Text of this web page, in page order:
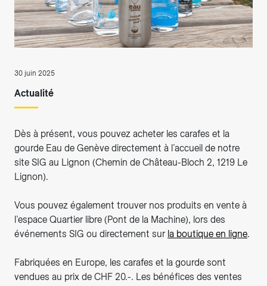
30 juin 2025
Actualité
Dès à présent, vous pouvez acheter les carafes et la
gourde Eau de Genève directement à l’accueil de notre
site SIG au Lignon (Chemin de Château-Bloch 2, 1219 Le
Lignon).
Vous pouvez également trouver nos produits en vente à
l’espace Quartier libre (Pont de la Machine), lors des
événements SIG ou directement sur la boutique en ligne.
Fabriquées en Europe, les carafes et la gourde sont
vendues au prix de CHF 20.-. Les bénéfices des ventes